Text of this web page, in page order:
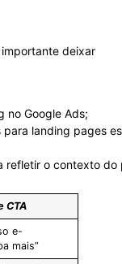
importante deixar
no Google Ads;
para landing pages
refletir o contexto do
CTA
e-
mais”